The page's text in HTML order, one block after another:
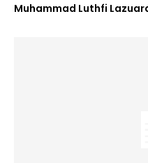
Muhammad Luthfi